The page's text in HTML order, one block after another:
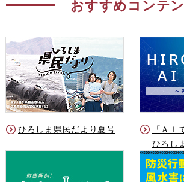
おすすめコンテ
ひろしま県民だより夏号
「ＡＩ
ひろし